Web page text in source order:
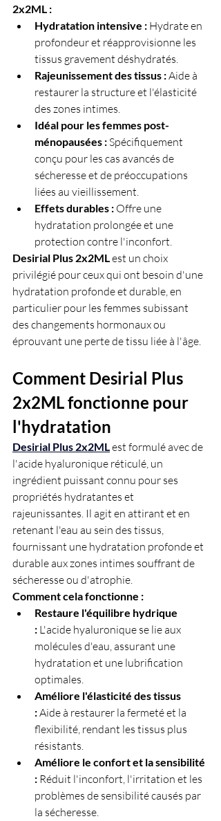
2x2ML :
Hydratation intensive : Hydrate en
profondeur et réapprovisionne les
tissus gravement déshydratés.
Rajeunissement des tissus : Aide à
restaurer la structure et l'élasticité
des zones intimes.
Idéal pour les femmes post-
ménopausées : Spécifiquement
conçu pour les cas avancés de
sécheresse et de préoccupations
liées au vieillissement.
Effets durables : Offre une
hydratation prolongée et une
protection contre l'inconfort.
Desirial Plus 2x2ML est un choix
privilégié pour ceux qui ont besoin d'une
hydratation profonde et durable, en
particulier pour les femmes subissant
des changements hormonaux ou
éprouvant une perte de tissu liée à l'âge.
Comment Desirial Plus
2x2ML fonctionne pour
l'hydratation
Desirial Plus 2x2MLest formulé avec de
l'acide hyaluronique réticulé, un
ingrédient puissant connu pour ses
propriétés hydratantes et
rajeunissantes. Il agit en attirant et en
retenant l'eau au sein des tissus,
fournissant une hydratation profonde et
durable aux zones intimes souffrant de
sécheresse ou d'atrophie.
Comment cela fonctionne :
Restaure l'équilibre hydrique
: L'acide hyaluronique se lie aux
molécules d'eau, assurant une
hydratation et une lubrification
optimales.
Améliore l'élasticité des tissus
: Aide à restaurer la fermeté et la
flexibilité, rendant les tissus plus
résistants.
Améliore le confort et la sensibilité
: Réduit l'inconfort, l'irritation et les
problèmes de sensibilité causés par
la sécheresse.